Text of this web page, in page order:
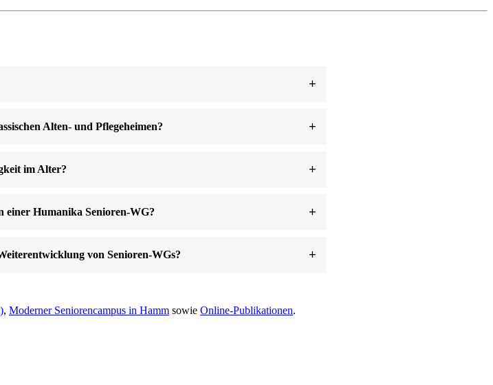
+
Alten- und Pflegeheimen? +
im Alter? +
einer Humanika Senioren-WG? +
von Senioren-WGs? +
, Moderner Seniorencampus in Hamm sowie Online-Publikationen.